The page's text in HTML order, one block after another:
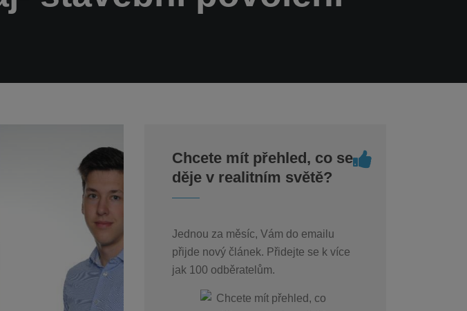
Chcete mít přehled, co se
děje v realitním světě?
Jednou za měsíc, Vám do emailu
přijde nový článek. Přidejte se k více
jak 100 odběratelům.